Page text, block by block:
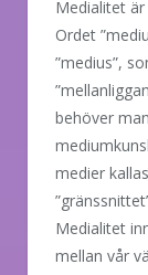
Medialitet
Ordet
”medius”,
behöver
medier
Medialitet
mellan vår